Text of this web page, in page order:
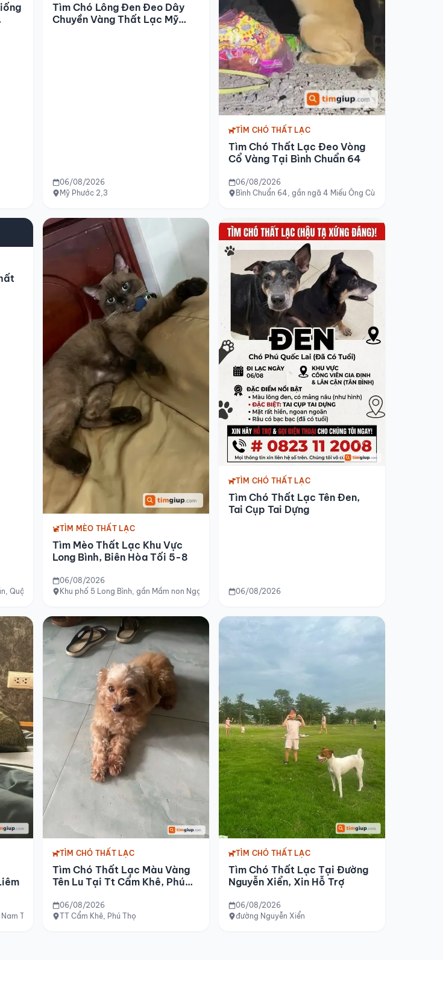
Tìm Chó Lông Đen Đeo Dây
Chuyền Vàng Thất Lạc Mỹ
06/08/2026
Mỹ Phước 2,3
TÌM CHÓ THẤT LẠC
Tìm Chó Thất Lạc Đeo Vòng
Cổ Vàng Tại Bình Chuẩn 64
06/08/2026
Bình Chuẩn 64, gần ngã 4 Miếu Ông Cù
Quận 3, TP.HCM
TÌM MÈO THẤT LẠC
Tìm Mèo Thất Lạc Khu Vực
Long Bình, Biên Hòa Tối 5-8
06/08/2026
Khu phố 5 Long Bình, gần Mầm non Ngọc Lan 2, Long Bình, Biên Hòa
TÌM CHÓ THẤT LẠC
Tìm Chó Thất Lạc Tên Đen,
Tai Cụp Tai Dựng
06/08/2026
Từ Liêm
TÌM CHÓ THẤT LẠC
Tìm Chó Thất Lạc Màu Vàng
Tên Lu Tại Tt Cẩm Khê, Phú
06/08/2026
TT Cẩm Khê, Phú Thọ
TÌM CHÓ THẤT LẠC
Tìm Chó Thất Lạc Tại Đường
Nguyễn Xiển, Xin Hỗ Trợ
06/08/2026
đường Nguyễn Xiển